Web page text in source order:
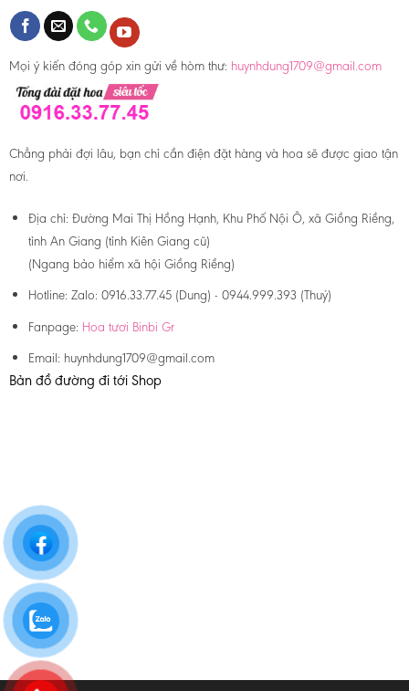
Mọi ý kiến đóng góp xin gửi về hòm thư: huynhdung1709@gmail.com
Chẳng phải đợi lâu, bạn chỉ cần điện đặt hàng và hoa sẽ được giao tận
nơi.
Địa chỉ: Đường Mai Thị Hồng Hạnh, Khu Phố Nội Ô, xã Giồng Riềng,
tỉnh An Giang (tỉnh Kiên Giang cũ)
(Ngang bảo hiểm xã hội Giồng Riềng)
Hotline: Zalo: 0916.33.77.45 (Dung) - 0944.999.393 (Thuý)
Fanpage: Hoa tươi Binbi Gr
Email: huynhdung1709@gmail.com
Bản đồ đường đi tới Shop